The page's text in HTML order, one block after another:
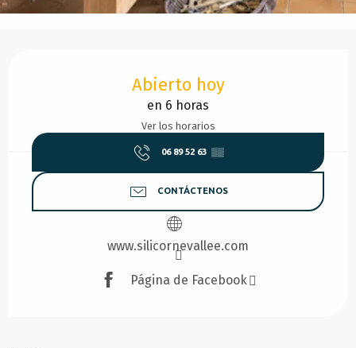
Abierto hoy
en 6 horas
Ver los horarios
06 89 52 63 ▒▒
CONTÁCTENOS
www.silicornevallee.com
Página de Facebook